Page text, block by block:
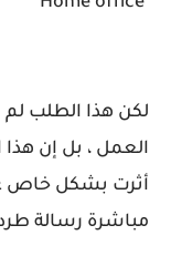
لكن هذا الطلب
العمل ، بل إن هذا
أثرت بشكل خاص
مباشرة رسالة